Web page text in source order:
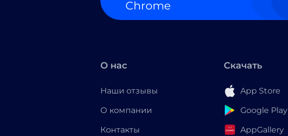
Chrome
О нас
Наши отзывы
О компании
Контакты
Скачать
App Store
Google Play
AppGallery